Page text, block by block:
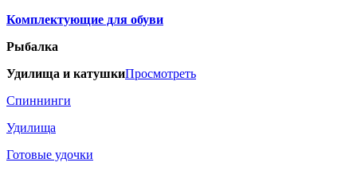
Комплектующие для обуви
Рыбалка
Удилища и катушкиПросмотреть
Спиннинги
Удилища
Готовые удочки